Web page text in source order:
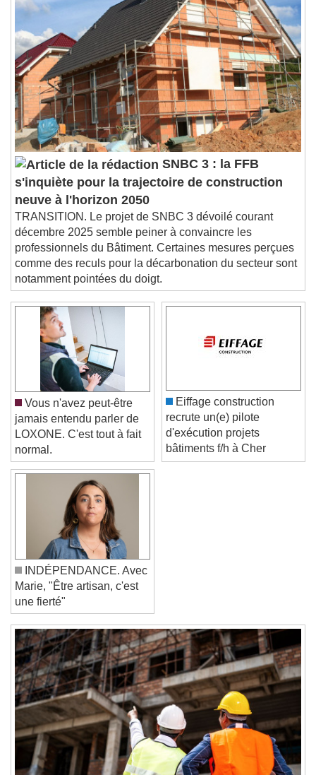
Playback Rate
Chapters
Chapters
Descriptions
descriptions off, selected
Subtitles
subtitles settings, opens subtitles
settings dialog
subtitles off, selected
Picture-in-Picture
Fullscreen
This is a modal window.
Beginning of dialog window. Escape will cancel
and close the window.
Text
Color Opacity
Text Background
Color
Caption Area Background
Color Opacity
Font Size
Text Edge Style
Font Family
Reset
Done
Close Modal Dialog
End of dialog window.
SNBC 3 : la FFB
s'inquiète pour la trajectoire de construction
neuve à l'horizon 2050
TRANSITION. Le projet de SNBC 3 dévoilé courant
décembre 2025 semble peiner à convaincre les
professionnels du Bâtiment. Certaines mesures perçues
comme des reculs pour la décarbonation du secteur sont
notamment pointées du doigt.
Vous n'avez peut-être
jamais entendu parler de
LOXONE. C'est tout à fait
normal.
Eiffage construction
recrute un(e) pilote
d'exécution projets
bâtiments f/h à Cher
INDÉPENDANCE. Avec
Marie, "Être artisan, c'est
une fierté"